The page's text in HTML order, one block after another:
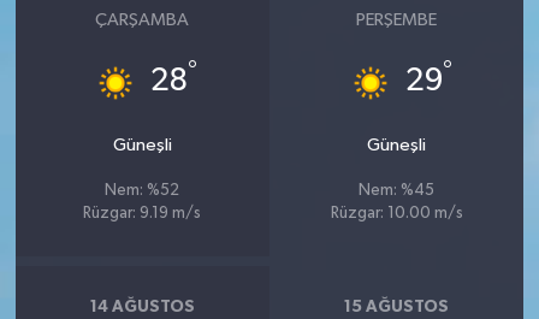
ÇARŞAMBA
28°
Güneşli
Nem: %52
Rüzgar: 9.19 m/s
PERŞEMBE
29°
Güneşli
Nem: %45
Rüzgar: 10.00 m/s
14 AĞUSTOS 15 AĞUSTOS